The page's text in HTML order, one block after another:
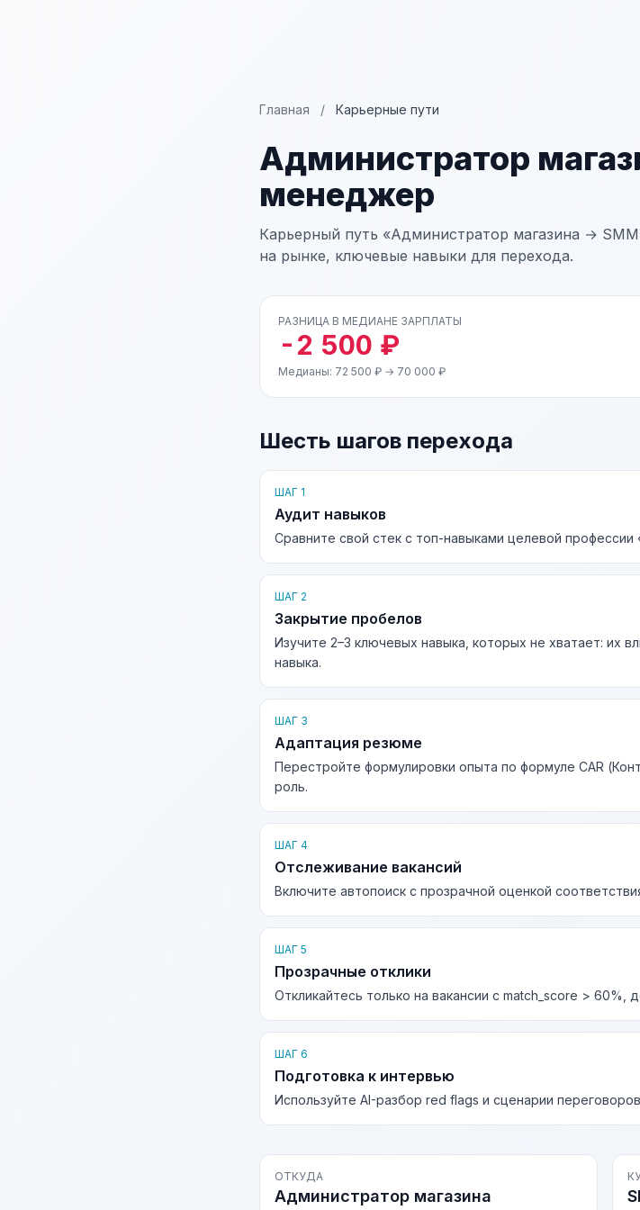
Главная / Карьерные пути
Администратор
менеджер
Карьерный путь «Администратор магазина →
на рынке, ключевые навыки для перехода.
РАЗНИЦА В МЕДИАНЕ ЗАРПЛАТЫ
-2 500 ₽
Медианы: 72 500 ₽ → 70 000 ₽
Шесть шагов перехода
ШАГ 1
Аудит навыков
Сравните свой стек с топ-навыками целевой
ШАГ 2
Закрытие пробелов
Изучите 2–3 ключевых навыка, которых не хватает: их
навыка.
ШАГ 3
Адаптация резюме
Перестройте формулировки опыта по формуле CAR
роль.
ШАГ 4
Отслеживание вакансий
Включите автопоиск с прозрачной оценкой
ШАГ 5
Прозрачные отклики
Откликайтесь только на вакансии с match_score > 60%,
ШАГ 6
Подготовка к интервью
Используйте AI-разбор red flags и сценарии
ОТКУДА
Администратор магазина